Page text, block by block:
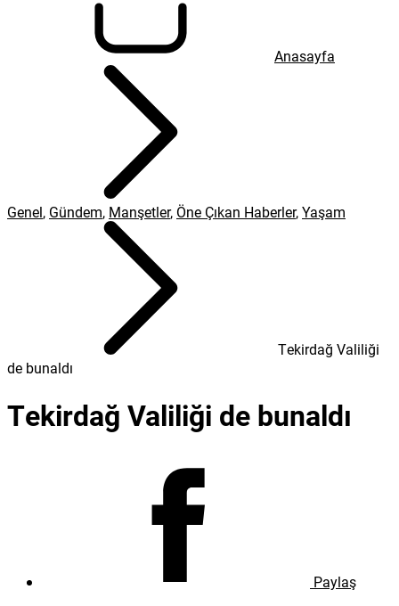
Anasayfa
Genel, Gündem, Manşetler, Öne Çıkan Haberler,Yaşam
Tekirdağ Valiliği
de bunaldı
Tekirdağ Valiliği de bunaldı
Paylaş